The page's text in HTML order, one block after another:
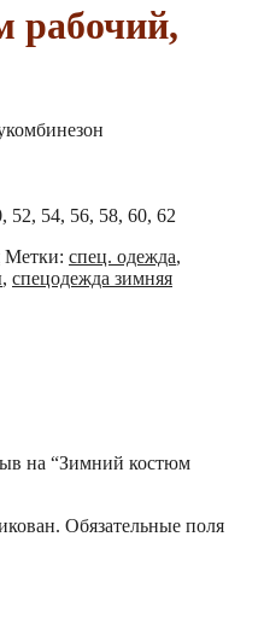
рабочий,
52, 54, 56, 58, 60, 62
Метки: спец. одежда,
, спецодежда зимняя
на “Зимний костюм
Обязательные поля